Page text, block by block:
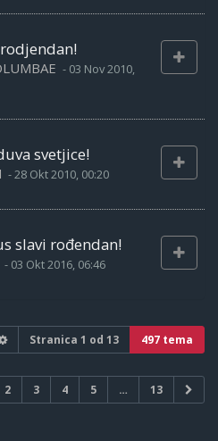
- 03 Nov 2010,
svetjice!
-28 Okt 2010, 00:20
slavi rođendan!
- 03 Okt 2016, 06:46
Stranica 1 od 13 497 tema
2 3 4 5 … 13